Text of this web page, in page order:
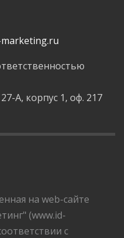
А, корпус 1, оф. 217
на web-сайте
(www.id-
с